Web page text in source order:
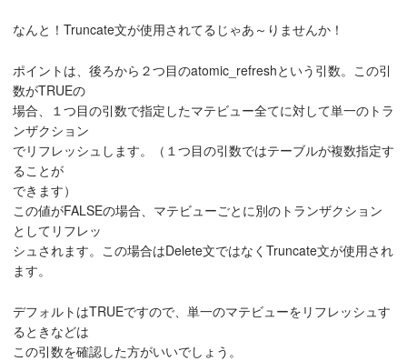
なんと！Truncate文が使用されてるじゃあ～りませんか！
ポイントは、後ろから２つ目のatomic_refreshという引数。この引
数がTRUEの
場合、１つ目の引数で指定したマテビュー全てに対して単一のトラ
ンザクション
でリフレッシュします。（１つ目の引数ではテーブルが複数指定す
ることが
できます）
この値がFALSEの場合、マテビューごとに別のトランザクション
としてリフレッ
シュされます。この場合はDelete文ではなくTruncate文が使用され
ます。
デフォルトはTRUEですので、単一のマテビューをリフレッシュす
るときなどは
この引数を確認した方がいいでしょう。